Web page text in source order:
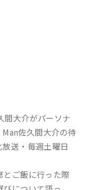
間大介がパーソナ
佐久間大介の待
送・毎週土曜日
ご飯に行った際